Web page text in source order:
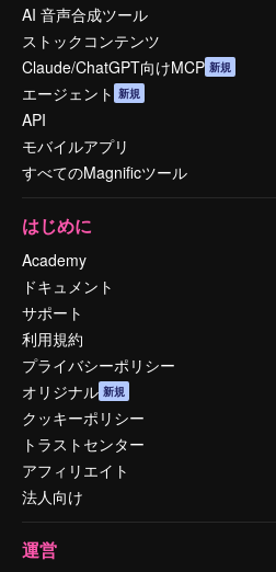
AI 音声合成ツール
ストックコンテンツ
Claude/ChatGPT向けMCP 新規
エージェント 新規
API
モバイルアプリ
すべてのMagnificツール
はじめに
Academy
ドキュメント
サポート
利用規約
プライバシーポリシー
オリジナル 新規
クッキーポリシー
トラストセンター
アフィリエイト
法人向け
運営